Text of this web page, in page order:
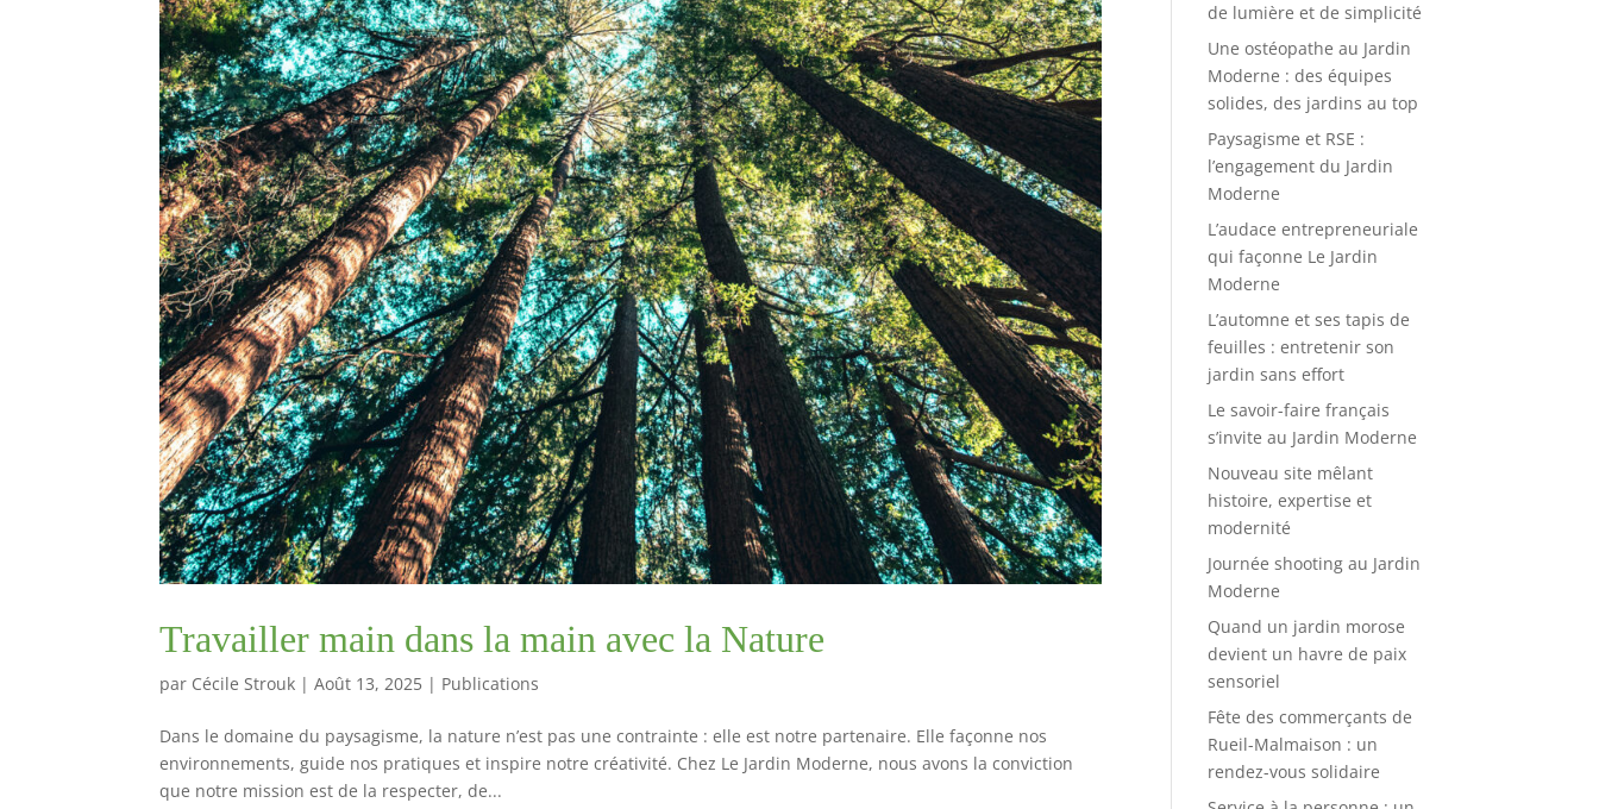
Travailler main dans la main avec la Nature
par Cécile Strouk |Août 13, 2025 | Publications
Dans le domaine du paysagisme, la nature n’est pas une contrainte : elle est notre partenaire. Elle façonne nos
environnements, guide nos pratiques et inspire notre créativité. Chez Le Jardin Moderne, nous avons la conviction
que notre mission est de la respecter, de...
de lumière et de simplicité
Une ostéopathe au Jardin
Moderne : des équipes
solides, des jardins au top
Paysagisme et RSE :
l’engagement du Jardin
Moderne
L’audace entrepreneuriale
qui façonne Le Jardin
Moderne
L’automne et ses tapis de
feuilles : entretenir son
jardin sans effort
Le savoir-faire français
s’invite au Jardin Moderne
Nouveau site mêlant
histoire, expertise et
modernité
Journée shooting au Jardin
Moderne
Quand un jardin morose
devient un havre de paix
sensoriel
Fête des commerçants de
Rueil-Malmaison : un
rendez-vous solidaire